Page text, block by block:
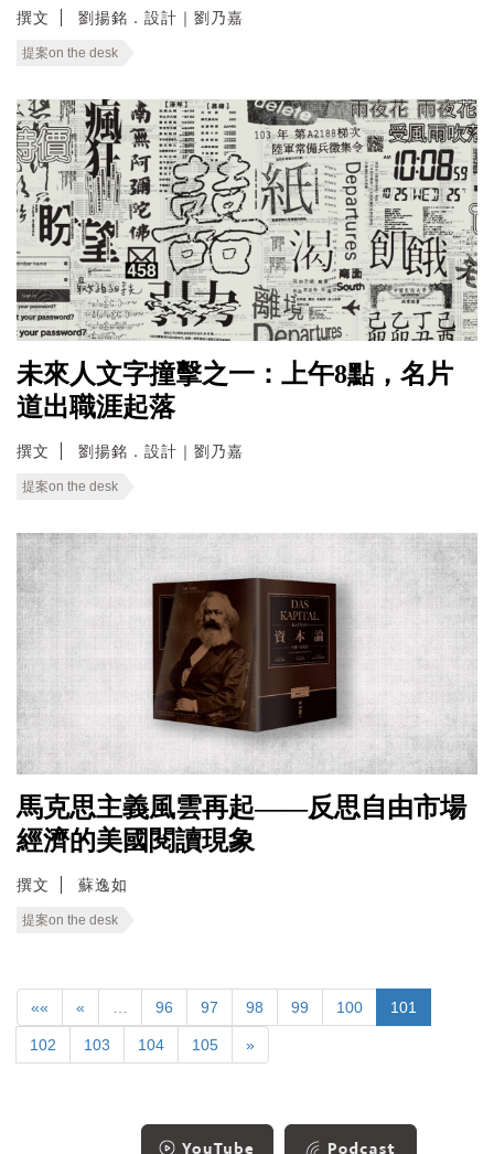
撰文 劉揚銘．設計｜劉乃嘉
提案on the desk
未來人文字撞擊之一：上午8點，名片
道出職涯起落
撰文 劉揚銘．設計｜劉乃嘉
提案on the desk
馬克思主義風雲再起——反思自由市場
經濟的美國閱讀現象
撰文 蘇逸如
提案on the desk
«« « 96 97 98 99 100 101
102 103 104 105 »